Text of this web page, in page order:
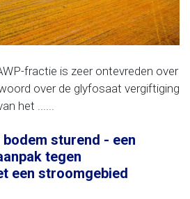
fractie is zeer ontevreden over
over de glyfosaat vergiftiging
het ......
sturend - een
tegen
een stroomgebied